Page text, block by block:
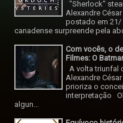
"Sherlock"
Alexandre
postado em 21/
canadense surpreende pela
Com vocês, o
Filmes: O
A volta
Alexandre
prioriza o
interpretação
algun...